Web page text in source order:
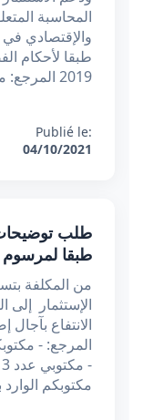
المحاسبة
والإقتصادي
2019 المرجع: مك
Publié le:
04/10/2021
طلب توضيحات
طبقا
من المكلفة
الإستثمار
الانتفاع
مكتوبكم الوارد بتاريخ 25